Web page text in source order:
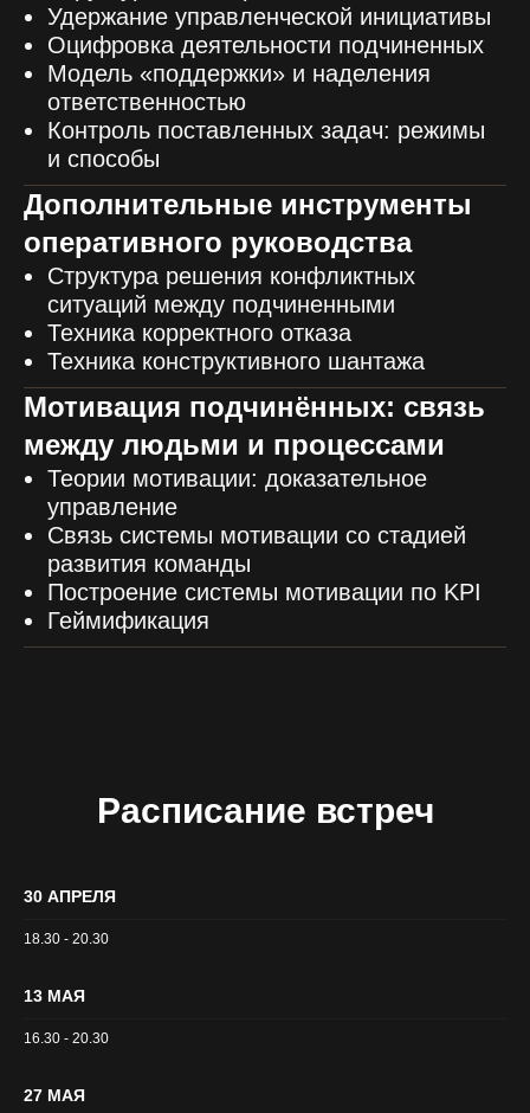
Удержание управленческой инициативы
Оцифровка деятельности подчиненных
Модель «поддержки» и наделения
ответственностью
Контроль поставленных задач: режимы
и способы
Дополнительные инструменты
оперативного руководства
Структура решения конфликтных
ситуаций между подчиненными
Техника корректного отказа
Техника конструктивного шантажа
Мотивация подчинённых: связь
между людьми и процессами
Теории мотивации: доказательное
управление
Связь системы мотивации со стадией
развития команды
Построение системы мотивации по KPI
Геймификация
Расписание встреч
30 АПРЕЛЯ
18.30 - 20.30
13 МАЯ
16.30 - 20.30
27 МАЯ